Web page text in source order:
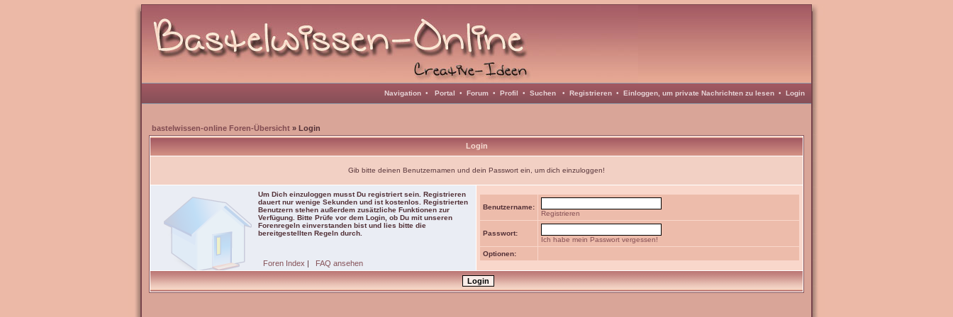
Navigation • Portal • Forum • Profil • Suchen • Registrieren • Einloggen, um private Nachrichten zu lesen • Login
bastelwissen-online Foren-Übersicht » Login
Login
Gib bitte deinen Benutzernamen und dein Passwort ein, um dich einzuloggen!
Um Dich einzuloggen musst Du registriert sein. Registrieren
dauert nur wenige Sekunden und ist kostenlos. Registrierten
Benutzern stehen außerdem zusätzliche Funktionen zur
Verfügung. Bitte Prüfe vor dem Login, ob Du mit unseren
Forenregeln einverstanden bist und lies bitte die
bereitgestellten Regeln durch.
Foren Index | FAQ ansehen
Benutzername:
Registrieren
Passwort:
Ich habe mein Passwort vergessen!
Optionen: